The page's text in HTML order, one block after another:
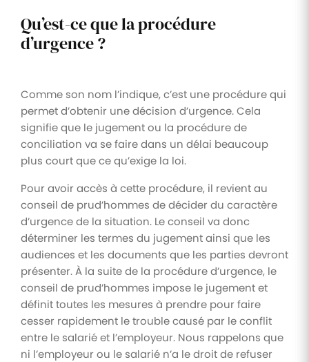
Qu’est-ce que la procédure
d’urgence ?
Comme son nom l’indique, c’est une procédure qui
permet d’obtenir une décision d’urgence. Cela
signifie que le jugement ou la procédure de
conciliation va se faire dans un délai beaucoup
plus court que ce qu’exige la loi.
Pour avoir accès à cette procédure, il revient au
conseil de prud’hommes de décider du caractère
d’urgence de la situation. Le conseil va donc
déterminer les termes du jugement ainsi que les
audiences et les documents que les parties devront
présenter. À la suite de la procédure d’urgence, le
conseil de prud’hommes impose le jugement et
définit toutes les mesures à prendre pour faire
cesser rapidement le trouble causé par le conflit
entre le salarié et l’employeur. Nous rappelons que
ni l’employeur ou le salarié n’a le droit de refuser